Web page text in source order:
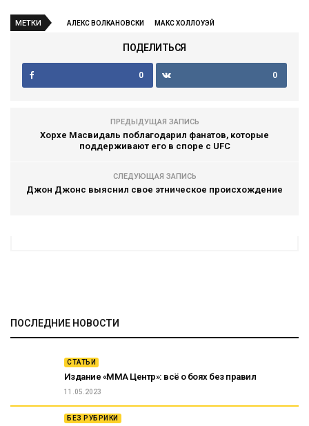
МЕТКИ АЛЕКС ВОЛКАНОВСКИ МАКС ХОЛЛОУЭЙ
ПОДЕЛИТЬСЯ
0 0
ПРЕДЫДУЩАЯ ЗАПИСЬ
Хорхе Масвидаль поблагодарил фанатов, которые
поддерживают его в споре с UFC
СЛЕДУЮЩАЯ ЗАПИСЬ
Джон Джонс выяснил свое этническое происхождение
ПОСЛЕДНИЕ НОВОСТИ
СТАТЬИ
Издание «ММА Центр»: всё о боях без правил
11.05.2023
БЕЗ РУБРИКИ